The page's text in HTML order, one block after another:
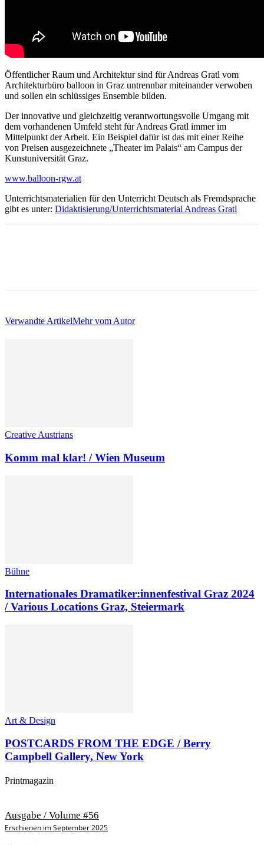
Öffentlicher Raum und Architektur sind für Andreas Gratl vom
Architekturbüro balloon in Graz untrennbar miteinander verwoben
und sollen ein schlüssiges Ensemble bilden.
Der innovative und gleichzeitig verantwortungsvolle Umgang mit
dem vorhandenen Umfeld steht für Andreas Gratl immer im
Mittelpunkt der Arbeit. Ein Beispiel dafür ist das mit einer Reihe
von Preisen ausgezeichnete „Theater im Palais“ am Campus der
Kunstuniversität Graz.
www.balloon-rgw.at
Unterrichtsmaterialien für den Unterricht Deutsch als Fremdsprache
gibt es unter: Didaktisierung/Unterrichtsmaterial Andreas Gratl
Verwandte ArtikelMehr vom Autor
Creative Austrians
Komm mal klar! / Wien Museum
Bühne
Internationales Dramatiker:innenfestival Graz 2024
/ Various Locations Graz, Steiermark
Art & Design
POSTCARDS FROM THE EDGE / Berry
Campbell Gallery, New York
Printmagazin
Ausgabe / Volume #56
Erschienen im September 2025